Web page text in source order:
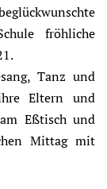
fröhliche
Tanz und
Eltern und
Eßtisch und
Mittag mit